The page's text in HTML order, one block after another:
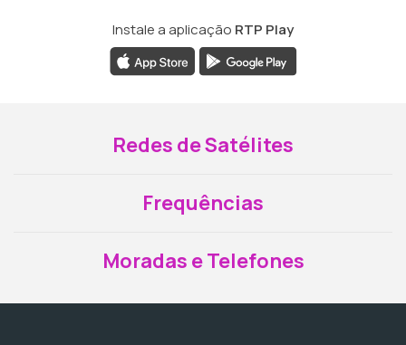
Instale a aplicação RTP Play
Redes de Satélites
Frequências
Moradas e Telefones